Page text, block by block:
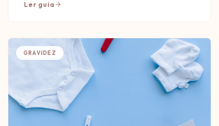
Ler guia
GRAVIDEZ